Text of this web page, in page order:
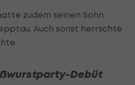
zudem seinen Sohn
Auch sonst herrschte
Debüt